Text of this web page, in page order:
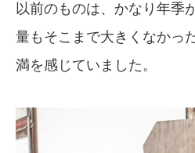
以前のものは、かなり年季
量もそこまで大きくなかっ
満を感じていました。